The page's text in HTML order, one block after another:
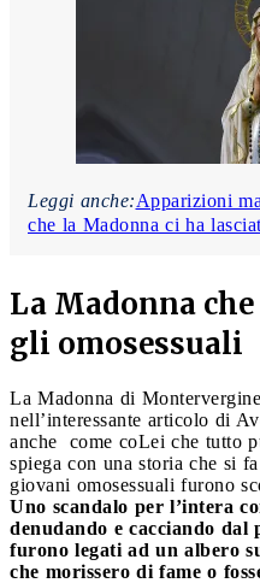
Leggi anche:Apparizioni
che la Madonna ci ha
La Madonna
gli omosessuali
La Madonna di
nell’interessante articolo di
anche come coLei che tutto
spiega con una storia che si
giovani omosessuali furono
Uno scandalo per l’intera
denudando e cacciando dal
furono legati ad un albero
che morissero di fame o